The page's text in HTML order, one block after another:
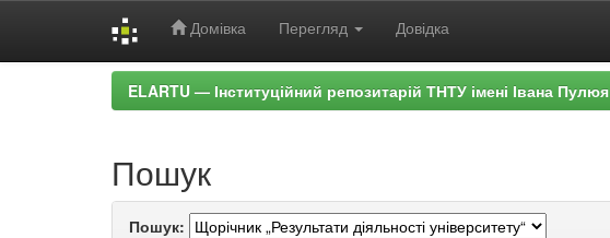
Домівка Перегляд Довідка
ELARTU — Інституційний репозитарій ТНТУ імені Івана Пулюя
Пошук
Пошук: